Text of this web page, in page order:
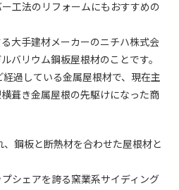
工法のリフォームにもおすすめの
大手建材メーカーのニチハ株式会
バリウム鋼板屋根材のことです。
過している金属屋根材で、現在主
葺き金属屋根の先駆けになった商
鋼板と断熱材を合わせた屋根材と
シェアを誇る窯業系サイディング